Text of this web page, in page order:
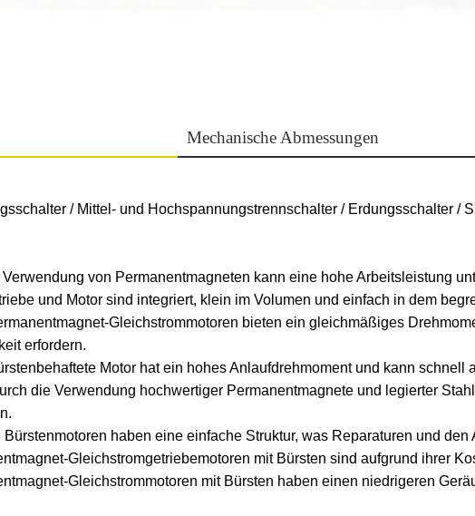
Mechanische Abmessungen
/ Mittel- und Hochspannungstrennschalter / Erdungsschalter /
von Permanentmagneten kann eine hohe Arbeitsleistung
und Motor sind integriert, klein im Volumen und einfach in dem
Gleichstrommotoren bieten ein gleichmäßiges
erfordern.
Motor hat ein hohes Anlaufdrehmoment und kann
die Verwendung hochwertiger Permanentmagnete und legierter
haben eine einfache Struktur, was Reparaturen und
Gleichstromgetriebemotoren mit Bürsten sind aufgrund ihrer
Gleichstrommotoren mit Bürsten haben einen niedrigeren